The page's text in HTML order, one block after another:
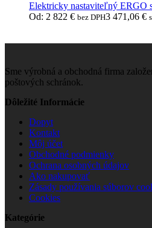
Elektricky nastaviteľný ERGO
Od: 2 822 € bez DPH3 471,06 €
Sme výrobná a obchodná firma
poštových schránok.
Dôležité Informácie
Dopyt
Kontakt
Môj účet
Obchodné podmienky
Ochrana osobných údajov
Ako nakupovať
Zásady používania súborov
Cookies
Kategórie